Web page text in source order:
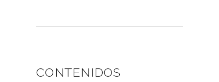
CONTENIDOS